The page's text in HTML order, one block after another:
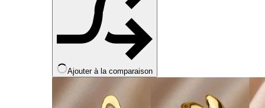
Ajouter à la comparaison